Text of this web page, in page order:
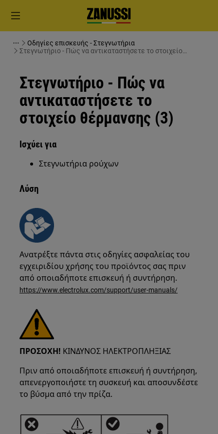
Οδηγίες επισκευής - Στεγνωτήρια
Στεγνωτήριο - Πώς να αντικαταστήσετε το στοιχείο
Στεγνωτήριο - Πώς να
αντικαταστήσετε το
στοιχείο θέρμανσης (3)
Ισχύει για
Στεγνωτήρια ρούχων
Λύση
Ανατρέξτε πάντα στις οδηγίες ασφαλείας του
εγχειριδίου χρήσης του προϊόντος σας πριν
από οποιαδήποτε επισκευή ή συντήρηση.
https://www.electrolux.com/support/user-manuals/
ΠΡΟΣΟΧΗ! ΚΙΝΔΥΝΟΣ ΗΛΕΚΤΡΟΠΛΗΞΙΑΣ
Πριν από οποιαδήποτε επισκευή ή συντήρηση,
απενεργοποιήστε τη συσκευή και αποσυνδέστε
το βύσμα από την πρίζα.